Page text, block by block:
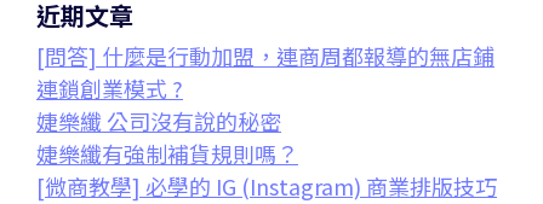
近期文章
[問答] 什麼是行動加盟，連商周都報導的無店鋪
連鎖創業模式 ?
婕樂纖 公司沒有說的秘密
婕樂纖有強制補貨規則嗎？
[微商教學] 必學的 IG (Instagram) 商業排版技巧